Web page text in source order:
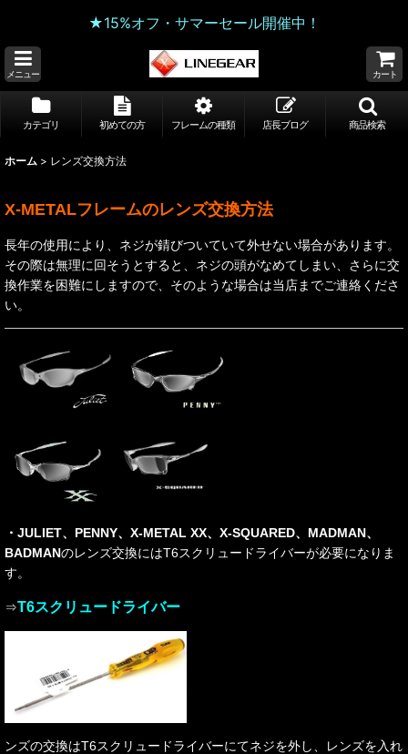
★15%オフ・サマーセール開催中！
メニュー カート
カテゴリ 初めての方 フレームの種類 店長ブログ 商品検索
ホーム > レンズ交換方法
X-METALフレームのレンズ交換方法
長年の使用により、ネジが錆びついていて外せない場合があります。
その際は無理に回そうとすると、ネジの頭がなめてしまい、さらに交
換作業を困難にしますので、そのような場合は当店までご連絡くださ
い。
・JULIET、PENNY、X-METAL XX、X-SQUARED、MADMAN、
BADMANのレンズ交換にはT6スクリュードライバーが必要になりま
す。
⇒T6スクリュードライバー
ンズの交換はT6スクリュードライバーにてネジを外し、レンズを入れ